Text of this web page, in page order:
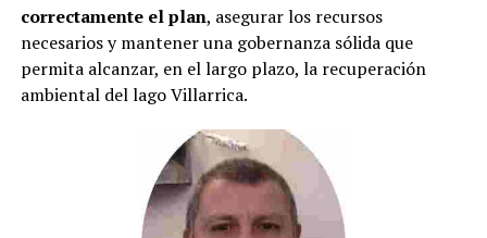
correctamente el plan, asegurar los recursos
necesarios y mantener una gobernanza sólida que
permita alcanzar, en el largo plazo, la recuperación
ambiental del lago Villarrica.